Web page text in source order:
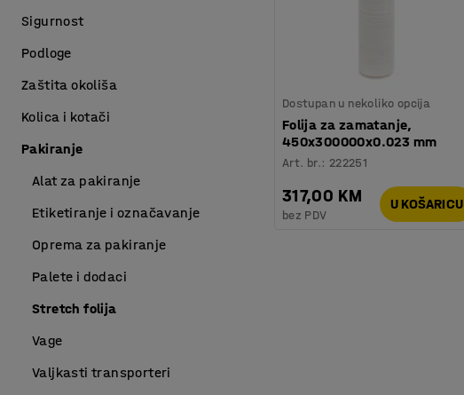
Dostupan u nekoliko opcija
Folija za zamatanje,
450x300000x0.023 mm
Art. br.: 222251
317,00 KM
bez PDV
U KOŠARICU
Sigurnost
Podloge
Zaštita okoliša
Kolica i kotači
Pakiranje
Alat za pakiranje
Etiketiranje i označavanje
Oprema za pakiranje
Palete i dodaci
Stretch folija
Vage
Valjkasti transporteri